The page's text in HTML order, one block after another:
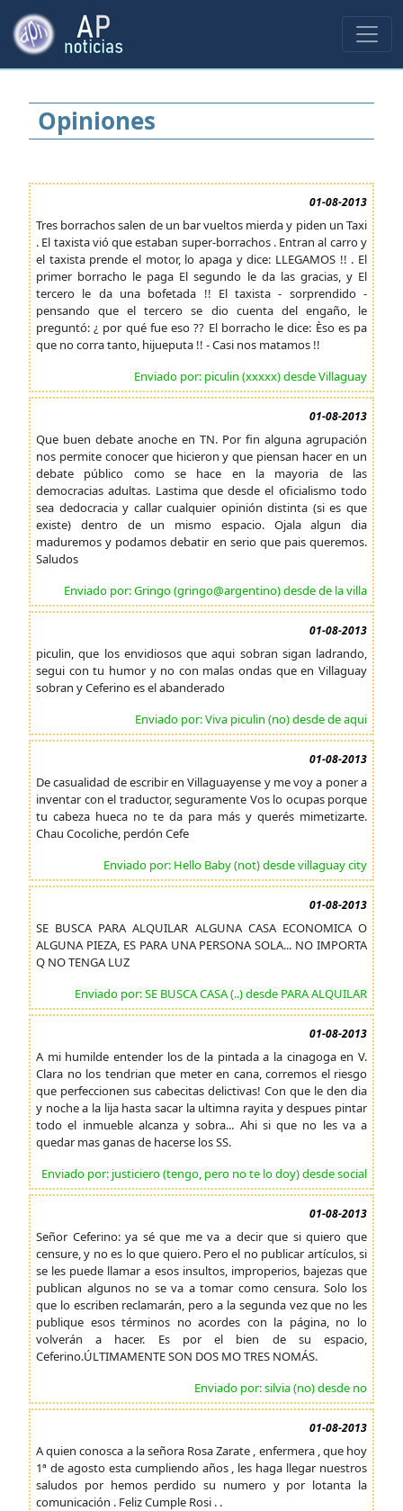
Opiniones
01-08-2013
Tres borrachos salen de un bar vueltos mierda y piden un Taxi
. El taxista vió que estaban super-borrachos . Entran al carro y
el taxista prende el motor, lo apaga y dice: LLEGAMOS !! . El
primer borracho le paga El segundo le da las gracias, y El
tercero le da una bofetada !! El taxista - sorprendido -
pensando que el tercero se dio cuenta del engaño, le
preguntó: ¿ por qué fue eso ?? El borracho le dice: Èso es pa
que no corra tanto, hijueputa !! - Casi nos matamos !!
Enviado por: piculin (xxxxx) desde Villaguay
01-08-2013
Que buen debate anoche en TN. Por fin alguna agrupación
nos permite conocer que hicieron y que piensan hacer en un
debate público como se hace en la mayoria de las
democracias adultas. Lastima que desde el oficialismo todo
sea dedocracia y callar cualquier opinión distinta (si es que
existe) dentro de un mismo espacio. Ojala algun dia
maduremos y podamos debatir en serio que pais queremos.
Saludos
Enviado por: Gringo (gringo@argentino) desde de la villa
01-08-2013
piculin, que los envidiosos que aqui sobran sigan ladrando,
segui con tu humor y no con malas ondas que en Villaguay
sobran y Ceferino es el abanderado
Enviado por: Viva piculin (no) desde de aqui
01-08-2013
De casualidad de escribir en Villaguayense y me voy a poner a
inventar con el traductor, seguramente Vos lo ocupas porque
tu cabeza hueca no te da para más y querés mimetizarte.
Chau Cocoliche, perdón Cefe
Enviado por: Hello Baby (not) desde villaguay city
01-08-2013
SE BUSCA PARA ALQUILAR ALGUNA CASA ECONOMICA O
ALGUNA PIEZA, ES PARA UNA PERSONA SOLA... NO IMPORTA
Q NO TENGA LUZ
Enviado por: SE BUSCA CASA (..) desde PARA ALQUILAR
01-08-2013
A mi humilde entender los de la pintada a la cinagoga en V.
Clara no los tendrian que meter en cana, corremos el riesgo
que perfeccionen sus cabecitas delictivas! Con que le den dia
y noche a la lija hasta sacar la ultimna rayita y despues pintar
todo el inmueble alcanza y sobra... Ahi si que no les va a
quedar mas ganas de hacerse los SS.
Enviado por: justiciero (tengo, pero no te lo doy) desde social
01-08-2013
Señor Ceferino: ya sé que me va a decir que si quiero que
censure, y no es lo que quiero. Pero el no publicar artículos, si
se les puede llamar a esos insultos, improperios, bajezas que
publican algunos no se va a tomar como censura. Solo los
que lo escriben reclamarán, pero a la segunda vez que no les
publique esos términos no acordes con la página, no lo
volverán a hacer. Es por el bien de su espacio,
Ceferino.ÚLTIMAMENTE SON DOS MO TRES NOMÁS.
Enviado por: silvia (no) desde no
01-08-2013
A quien conosca a la señora Rosa Zarate , enfermera , que hoy
1ª de agosto esta cumpliendo años , les haga llegar nuestros
saludos por hemos perdido su numero y por lotanta la
comunicación . Feliz Cumple Rosi . .